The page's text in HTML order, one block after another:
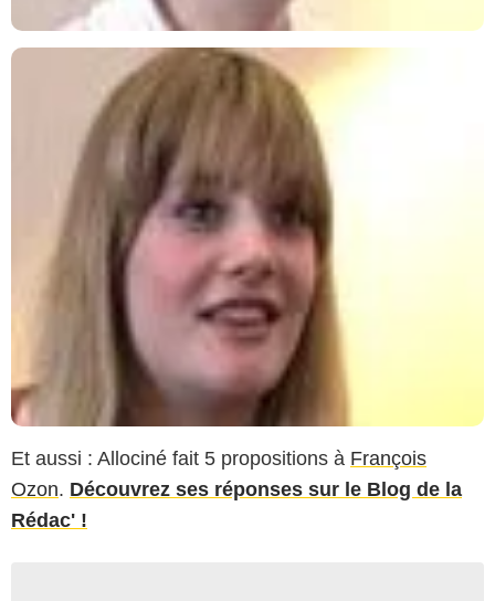
Et aussi : Allociné fait 5 propositions à François
Ozon. Découvrez ses réponses sur le Blog de la
Rédac' !